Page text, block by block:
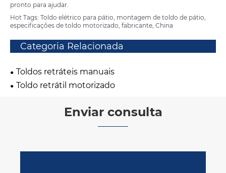
pronto para ajudar.
Hot Tags: Toldo elétrico para pátio, montagem de toldo de pátio,
especificações de toldo motorizado, fabricante, China
Categoria Relacionada
Toldos retráteis manuais
Toldo retrátil motorizado
Enviar consulta